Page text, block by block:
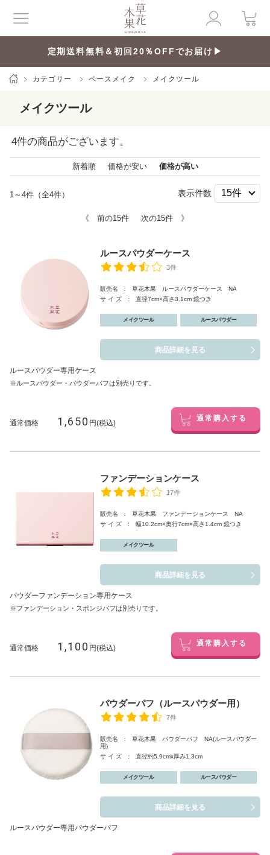
定期送料無料＆初回20％OFFでお届け▶
カテゴリー ベースメイク メイクツール
メイクツール
4件の商品がございます。
新着順 価格が安い 価格が高い
1～4件（全4件） 表示件数
《 前の15件 次の15件 》
ルースパウダーケース
3件
販売名 : 草花木果 ルースパウダーケース NA
サ イ ズ : 直径7cm×高さ3.1cm 鏡つき
メイクツール ルースパウダー
商品詳細を見る
ルースパウダー専用ケース
※ルースパウダー・パウダーパフは別売りです。
通常価格 1,650 円(税込) 通常購入する
ファンデーションケース
17件
販売名 : 草花木果 ファンデーションケース NA
サ イ ズ : 幅10.2cm×奥行7cm×高さ1.4cm 鏡つき
メイクツール
商品詳細を見る
パウダーファンデーション専用ケース
※ファンデーション・スポンジパフは別売りです。
通常価格 1,100 円(税込) 通常購入する
パウダーパフ（ルースパウダー用）
7件
販売名 : 草花木果 パウダーパフ NA(ルースパウダー
用)
サ イ ズ : 直径約5.9cmx厚み1.3cm
メイクツール ルースパウダー
商品詳細を見る
ルースパウダー専用パウダーパフ